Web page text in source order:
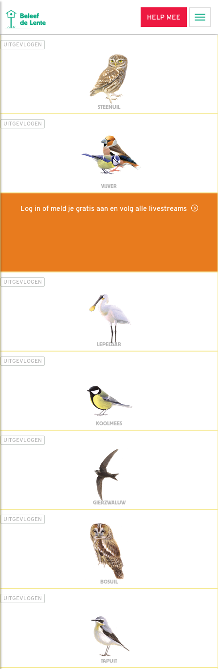
HELP MEE
UITGEVLOGEN
STEENUIL
UITGEVLOGEN
VIJVER
Log in of meld je gratis aan en volg alle livestreams
UITGEVLOGEN
LEPELAAR
UITGEVLOGEN
KOOLMEES
UITGEVLOGEN
GIERZWALUW
UITGEVLOGEN
BOSUIL
UITGEVLOGEN
TAPUIT